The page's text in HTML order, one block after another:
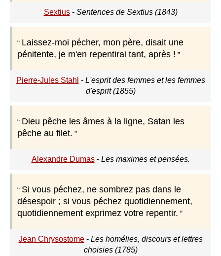
Sextius- Sentences de Sextius (1843)
Laissez-moi pécher, mon père, disait une
pénitente, je m'en repentirai tant, après !
Pierre-Jules Stahl - L'esprit des femmes et les femmes
d'esprit (1855)
Dieu pêche les âmes à la ligne, Satan les
pêche au filet.
Alexandre Dumas- Les maximes et pensées.
Si vous péchez, ne sombrez pas dans le
désespoir ; si vous péchez quotidiennement,
quotidiennement exprimez votre repentir.
Jean Chrysostome- Les homélies, discours et lettres
choisies (1785)